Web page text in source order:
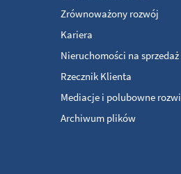
Zrównoważony rozwój
Kariera
Nieruchomości na sprzedaż
Rzecznik Klienta
Mediacje i polubowne
Archiwum plików